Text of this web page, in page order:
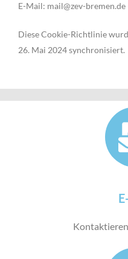
E-Mail: mail@zev-bremen.de
Diese Cookie-Richtlinie
26. Mai 2024 synchronisiert.